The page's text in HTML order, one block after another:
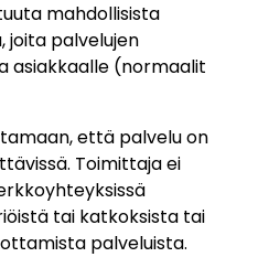
mahdollisista
joita palvelujen
asiakkaalle (normaalit
että palvelu on
Toimittaja ei
tai katkoksista tai
palveluista.